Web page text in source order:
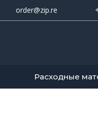
order@zip.re
Расходные